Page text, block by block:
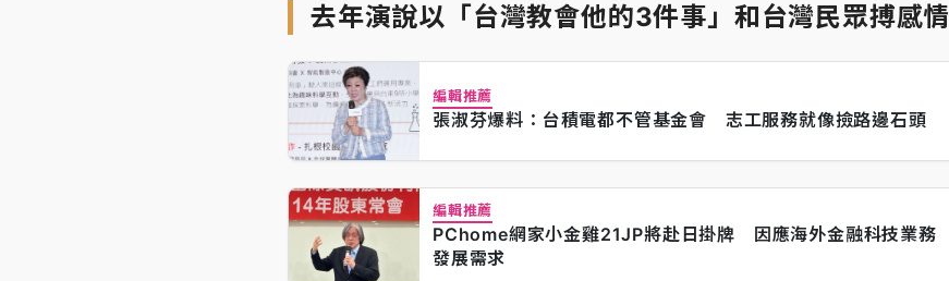
去年演說以「台灣教會他的3件事」和台灣民眾搏感情
編輯推薦
張淑芬爆料：台積電都不管基金會 志工服務就像撿路邊石頭
編輯推薦
PChome網家小金雞21JP將赴日掛牌 因應海外金融科技業務
發展需求